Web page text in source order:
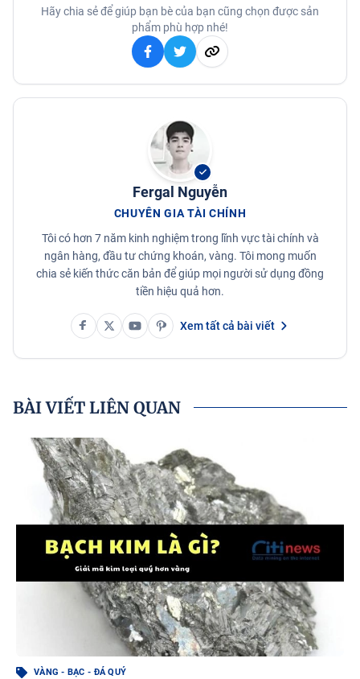
Hãy chia sẻ để giúp bạn bè của bạn cũng chọn được sản
phẩm phù hợp nhé!
Fergal Nguyễn
CHUYÊN GIA TÀI CHÍNH
Tôi có hơn 7 năm kinh nghiệm trong lĩnh vực tài chính và
ngân hàng, đầu tư chứng khoán, vàng. Tôi mong muốn
chia sẻ kiến thức căn bản để giúp mọi người sử dụng đồng
tiền hiệu quả hơn.
Xem tất cả bài viết
BÀI VIẾT LIÊN QUAN
VÀNG - BẠC - ĐÁ QUÝ